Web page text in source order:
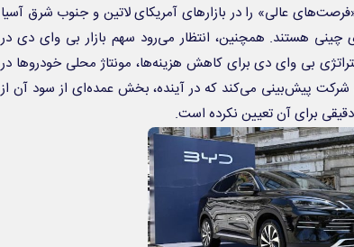
عالی» را در بازارهای آمریکای لاتین و جنوب شرق آسیا
چینی هستند. همچنین، انتظار می‌رود سهم بازار بی‌ وای‌ دی در
بی‌ وای‌ دی برای کاهش هزینه‌ها، مونتاژ محلی خودروها در
پیش‌بینی می‌کند که در آینده، بخش عمده‌ای از سود آن از
برای آن تعیین نکرده است.